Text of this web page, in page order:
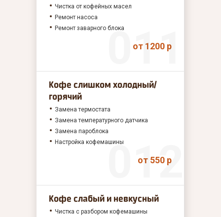
Чистка от кофейных масел
Ремонт насоса
Ремонт заварного блока
от 1200 р
Кофе слишком холодный/
горячий
Замена термостата
Замена температурного датчика
Замена пароблока
Настройка кофемашины
от 550 р
Кофе слабый и невкусный
Чистка с разбором кофемашины